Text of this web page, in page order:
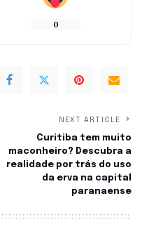
0
NEXT ARTICLE
Curitiba tem muito
maconheiro? Descubra a
realidade por trás do uso
da erva na capital
paranaense